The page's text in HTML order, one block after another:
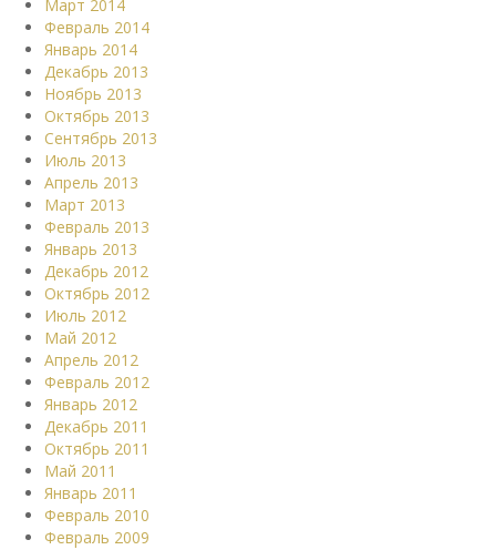
Март 2014
Февраль 2014
Январь 2014
Декабрь 2013
Ноябрь 2013
Октябрь 2013
Сентябрь 2013
Июль 2013
Апрель 2013
Март 2013
Февраль 2013
Январь 2013
Декабрь 2012
Октябрь 2012
Июль 2012
Май 2012
Апрель 2012
Февраль 2012
Январь 2012
Декабрь 2011
Октябрь 2011
Май 2011
Январь 2011
Февраль 2010
Февраль 2009